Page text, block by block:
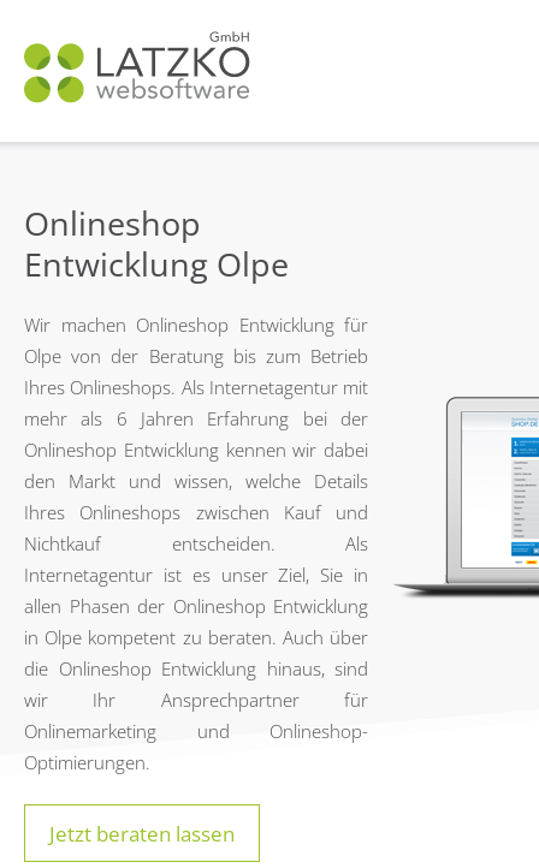
Onlineshop
Entwicklung Olpe
Wir machen Onlineshop Entwicklung für
Olpe von der Beratung bis zum Betrieb
Ihres Onlineshops. Als Internetagentur mit
mehr als 6 Jahren Erfahrung bei der
Onlineshop Entwicklung kennen wir dabei
den Markt und wissen, welche Details
Ihres Onlineshops zwischen Kauf und
Nichtkauf entscheiden. Als
Internetagentur ist es unser Ziel, Sie in
allen Phasen der Onlineshop Entwicklung
in Olpe kompetent zu beraten. Auch über
die Onlineshop Entwicklung hinaus, sind
wir Ihr Ansprechpartner für
Onlinemarketing und Onlineshop-
Optimierungen.
Jetzt beraten lassen